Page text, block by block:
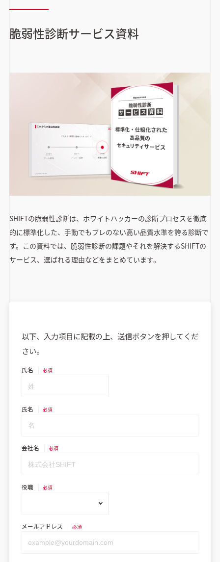
脆弱性診断サービス資料
SHIFTの脆弱性診断は、ホワイトハッカーの診断プロセスを徹底
的に標準化した、手動でもブレのない高い品質水準を誇る診断で
す。この資料では、脆弱性診断の課題やそれを解決するSHIFTの
サービス、選ばれる理由などをまとめています。